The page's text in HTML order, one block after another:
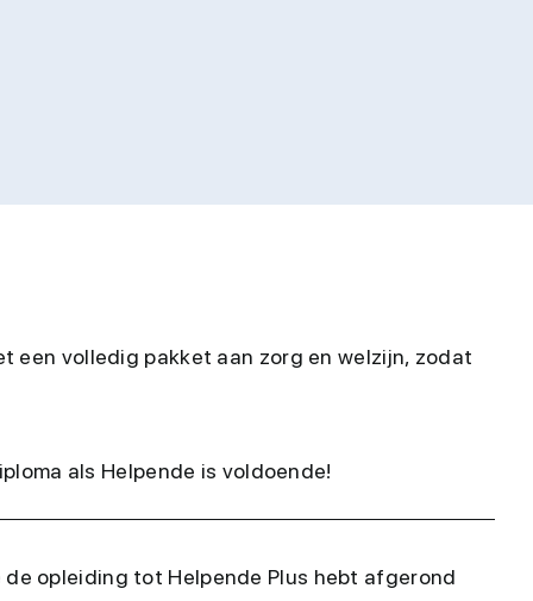
een volledig pakket aan zorg en welzijn, zodat
als Helpende is voldoende!
de opleiding tot Helpende Plus hebt afgerond